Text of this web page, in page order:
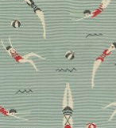
Das